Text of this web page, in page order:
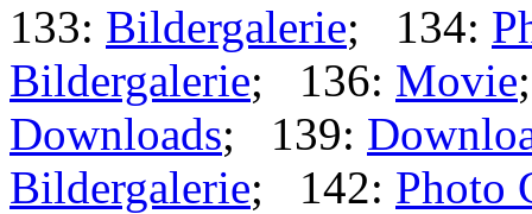
133: Bildergalerie; 134:
Bildergalerie; 136: Movie
Downloads; 139:
Bildergalerie; 142: Photo